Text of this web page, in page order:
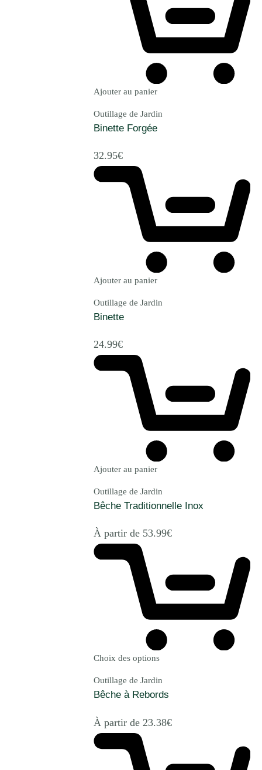
Ajouter au panier
Outillage de Jardin
Binette Forgée
32.95€
Ajouter au panier
Outillage de Jardin
Binette
24.99€
Ajouter au panier
Outillage de Jardin
Bêche Traditionnelle Inox
À partir de 53.99€
Choix des options
Outillage de Jardin
Bêche à Rebords
À partir de 23.38€